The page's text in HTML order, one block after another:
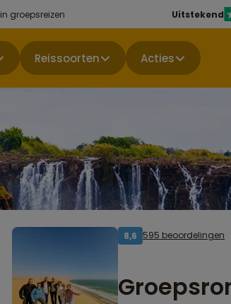
in groepsreizen Uitstekend
Reissoorten Acties
8,6 595 beoordelingen